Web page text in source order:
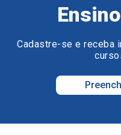
Cadastre-se e receba